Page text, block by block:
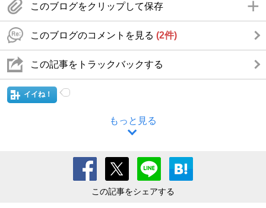
このブログをクリップして保存
このブログのコメントを見る (2件)
この記事をトラックバックする
イイね！
もっと見る
この記事をシェアする